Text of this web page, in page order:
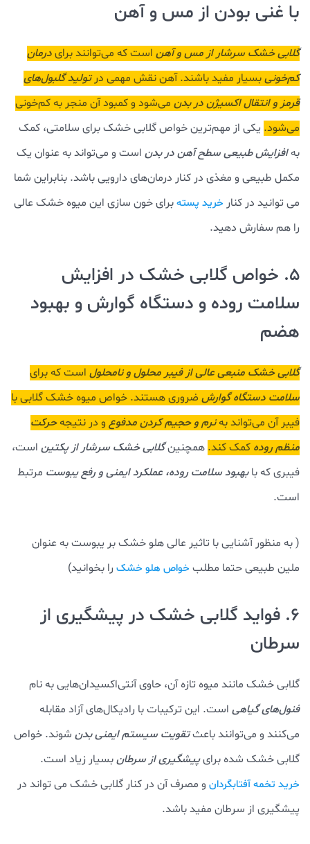
با غنی بودن از مس و آهن
گلابی خشک سرشار از مس و آهن است که می‌توانند برایدرمان
کم‌خونیبسیار مفید باشند. آهن نقش مهمی درتولید گلبول‌های
قرمز و انتقال اکسیژن در بدن می‌شود و کمبود آن منجر به کم‌خونی
می‌شود. یکی از مهم‌ترین خواص گلابی خشک برای سلامتی، کمک
بهافزایش طبیعی سطح آهن در بدن است و می‌تواند به عنوان یک
مکمل طبیعی و مغذی در کنار درمان‌های دارویی باشد. بنابراین شما
می توانید در کنار خرید پستهبرای خون سازی این میوه خشک عالی
را هم سفارش دهید.
5. خواص گلابی خشک در افزایش
سلامت روده و دستگاه گوارش و بهبود
هضم
گلابی خشک منبعی عالی از فیبر محلول و نامحلول است که برای
سلامت دستگاه گوارش ضروری هستند. خواص میوه خشک گلابی با
فیبر آن می‌تواند بهنرم و حجیم کردن مدفوع و در نتیجهحرکت
منظم روده کمک کند. همچنینگلابی خشک سرشار از پکتین است،
فیبری که بابهبود سلامت روده، عملکرد ایمنی و رفع یبوست مرتبط
است.
( به منظور آشنایی با تاثیر عالی هلو خشک بر یبوست به عنوان
ملین طبیعی حتما مطلب خواص هلو خشک را بخوانید)
6. فواید گلابی خشک در پیشگیری از
سرطان
گلابی خشک مانند میوه تازه آن، حاوی آنتی‌اکسیدان‌هایی به نام
فنول‌های گیاهی است. این ترکیبات با رادیکال‌های آزاد مقابله
می‌کنند و می‌توانند باعثتقویت سیستم ایمنی بدن شوند. خواص
گلابی خشک شده برایپیشگیری از سرطانبسیار زیاد است.
خرید تخمه آفتابگردان و مصرف آن در کنار گلابی خشک می تواند در
پیشگیری از سرطان مفید باشد.